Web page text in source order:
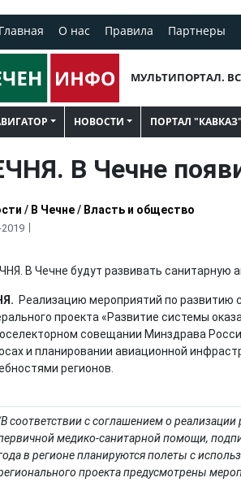
Главная О нас Правила Партнеры
МУЛЬТИПОРТАЛ.
НОВОСТИ ПОРТАЛ "КАВКАЗ"
В Чечне
/ В Чечне/ Власть и общество
Реализацию мероприятий по развитию
проекта «Развитие системы
совещании Минздрава
и планировании авиационной
регионов.
соответствии с соглашением о
медико-санитарной помощи,
в регионе планируются полеты с
проекта предусмотрены